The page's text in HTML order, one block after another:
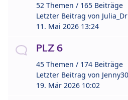
52 Themen / 165 Beiträge
Letzter Beitrag von
11. Mai 2026 13:24
PLZ 6
45 Themen / 174 Beiträge
Letzter Beitrag von
19. Mär 2026 10:02